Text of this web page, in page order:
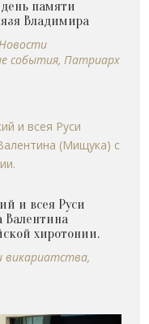
памяти
Владимира
события,Патриарх
и всея Руси
Валентина
хиротонии.
викариатства,